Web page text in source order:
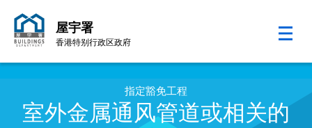
屋宇署
香港特别行政区政府
指定豁免工程
室外金属通风管道或相关的